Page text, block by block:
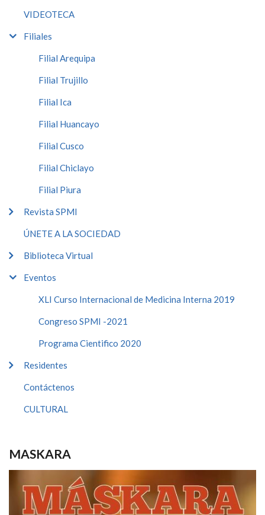
VIDEOTECA
Filiales
Filial Arequipa
Filial Trujillo
Filial Ica
Filial Huancayo
Filial Cusco
Filial Chiclayo
Filial Piura
Revista SPMI
ÚNETE A LA SOCIEDAD
Biblioteca Virtual
Eventos
XLI Curso Internacional de Medicina Interna 2019
Congreso SPMI -2021
Programa Cientifico 2020
Residentes
Contáctenos
CULTURAL
MASKARA